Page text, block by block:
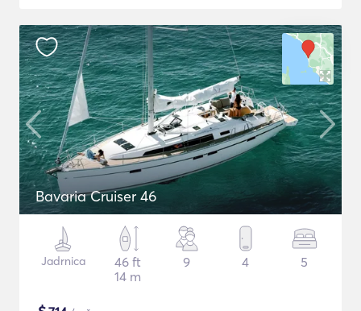
Bavaria Cruiser 46
Jadrnica
46 ft
14 m
9 4 5